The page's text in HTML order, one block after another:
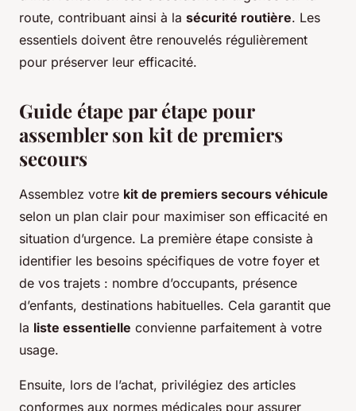
route, contribuant ainsi à la sécurité routière. Les
essentiels doivent être renouvelés régulièrement
pour préserver leur efficacité.
Guide étape par étape pour
assembler son kit de premiers
secours
Assemblez votre kit de premiers secours véhicule
selon un plan clair pour maximiser son efficacité en
situation d’urgence. La première étape consiste à
identifier les besoins spécifiques de votre foyer et
de vos trajets : nombre d’occupants, présence
d’enfants, destinations habituelles. Cela garantit que
la liste essentielle convienne parfaitement à votre
usage.
Ensuite, lors de l’achat, privilégiez des articles
conformes aux normes médicales pour assurer